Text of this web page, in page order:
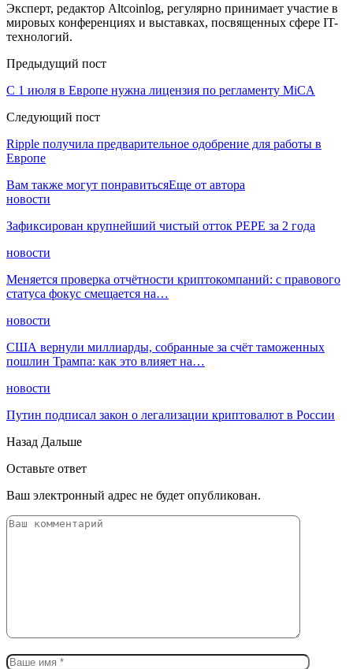
Эксперт, редактор Altcoinlog, регулярно принимает участие в
мировых конференциях и выставках, посвященных сфере IT-
технологий.
Предыдущий пост
С 1 июля в Европе нужна лицензия по регламенту MiCA
Следующий пост
Ripple получила предварительное одобрение для работы в
Европе
Вам также могут понравитьсяЕще от автора
новости
Зафиксирован крупнейший чистый отток PEPE за 2 года
новости
Меняется проверка отчётности криптокомпаний: с правового
статуса фокус смещается на…
новости
США вернули миллиарды, собранные за счёт таможенных
пошлин Трампа: как это влияет на…
новости
Путин подписал закон о легализации криптовалют в России
Назад Дальше
Оставьте ответ
Ваш электронный адрес не будет опубликован.